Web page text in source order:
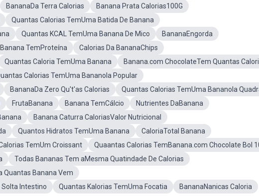
BananaDa Terra Calorias
Banana Prata Calorias100G
Quantas Calorias TemUma Batida De Banana
Quantas KCAL TemUma Banana De Mico
BananaEngorda
Banana TemProteína
Calorias Da BananaChips
Quantas Caloria TemUma Banana
Banana.com ChocolateTem Quantas
Calorias TemUma Bananola Popular
BananaDa Zero Qu't'as Calorias
Quantas Calorias TemUma Bananola
FrutaBanana Banana TemCálcio
Nutrientes DaBanana
Banana Caturra CaloriasValor Nutricional
Quantos Hidratos TemUma Banana
CaloriaTotal Banana
TemUm Croissant
Quaantas Calorias TemBanana.com Chocolate Bol
Todas Bananas Tem aMesma Quatindade De Calorias
Quantas Banana Vem
Solta Intestino
Quantas Kalorias TemUma Focatia BananaNanicas Caloria